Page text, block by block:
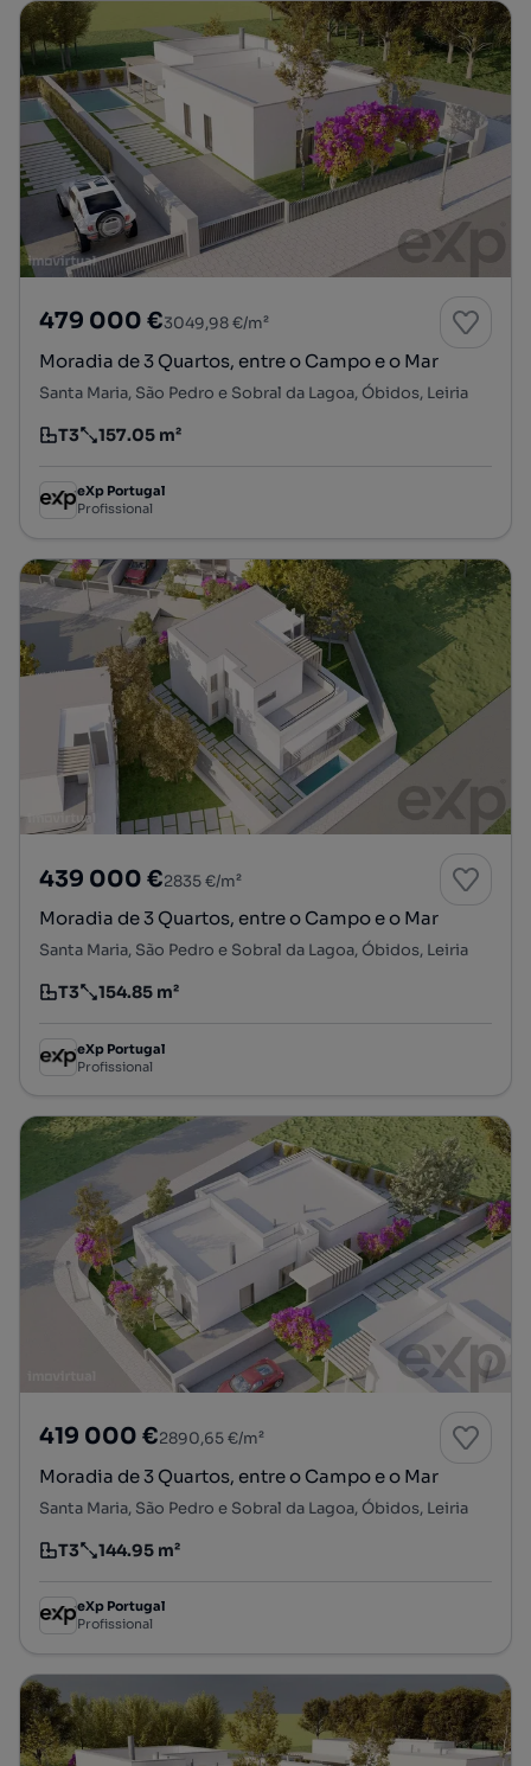
479 000 €3049,98 €/m²
Moradia de 3 Quartos, entre o Campo e o Mar
Santa Maria, São Pedro e Sobral da Lagoa, Óbidos, Leiria
Tipologia
T3
Preço por metro quadrado
157.05 m²
eXp Portugal
Profissional
439 000 €2835 €/m²
Moradia de 3 Quartos, entre o Campo e o Mar
Santa Maria, São Pedro e Sobral da Lagoa, Óbidos, Leiria
Tipologia
T3
Preço por metro quadrado
154.85 m²
eXp Portugal
Profissional
419 000 €2890,65 €/m²
Moradia de 3 Quartos, entre o Campo e o Mar
Santa Maria, São Pedro e Sobral da Lagoa, Óbidos, Leiria
Tipologia
T3
Preço por metro quadrado
144.95 m²
eXp Portugal
Profissional